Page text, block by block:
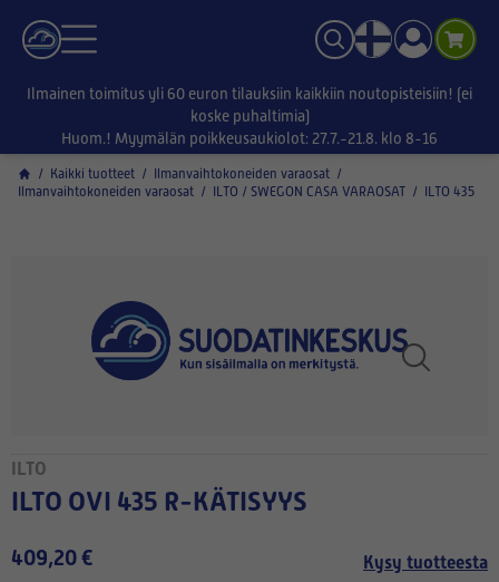
Ilmainen toimitus yli 60 euron tilauksiin kaikkiin noutopisteisiin! (ei
koske puhaltimia)
Huom.! Myymälän poikkeusaukiolot: 27.7.-21.8. klo 8-16
/ Kaikki tuotteet / Ilmanvaihtokoneiden varaosat /
Ilmanvaihtokoneiden varaosat / ILTO / SWEGON CASA VARAOSAT / ILTO 435
ILTO
ILTO OVI 435 R-KÄTISYYS
409,20 € Kysy tuotteesta